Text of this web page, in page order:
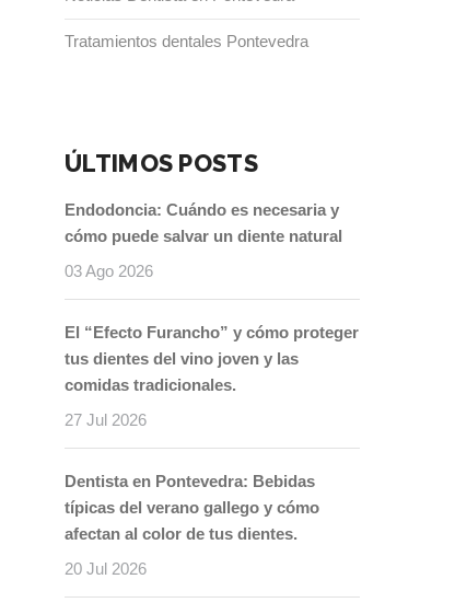
Tratamientos dentales Pontevedra
ÚLTIMOS POSTS
Endodoncia: Cuándo es necesaria y
cómo puede salvar un diente natural
03 Ago 2026
El “Efecto Furancho” y cómo proteger
tus dientes del vino joven y las
comidas tradicionales.
27 Jul 2026
Dentista en Pontevedra: Bebidas
típicas del verano gallego y cómo
afectan al color de tus dientes.
20 Jul 2026